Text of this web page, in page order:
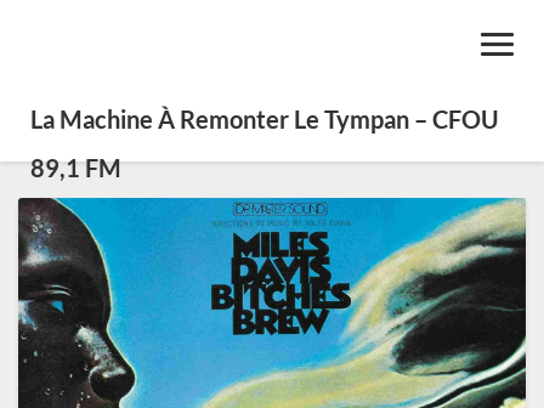
Toggle
La Machine À Remonter Le Tympan – CFOU
89,1 FM
Le
Fusion
(1969-
1990):
Rock,
et